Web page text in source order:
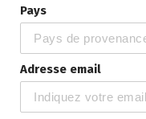
Pays
Adresse email